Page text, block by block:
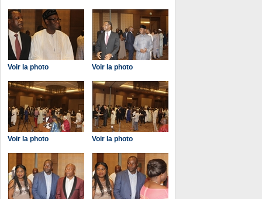
Voir la photo Voir la photo
Voir la photo Voir la photo